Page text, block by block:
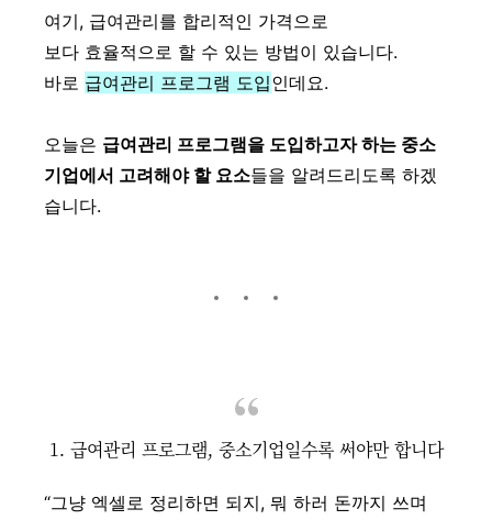
여기, 급여관리를 합리적인 가격으로
보다 효율적으로 할 수 있는 방법이 있습니다.
바로 급여관리 프로그램 도입인데요.
오늘은 급여관리 프로그램을 도입하고자 하는 중소
기업에서 고려해야 할 요소들을 알려드리도록 하겠
습니다.
1. 급여관리 프로그램, 중소기업일수록 써야만 합니다
“그냥 엑셀로 정리하면 되지, 뭐 하러 돈까지 쓰며